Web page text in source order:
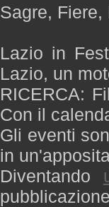
Sagre,
Lazio in
Lazio, un
RICERCA:
Con il
Gli eventi
in
Diventando